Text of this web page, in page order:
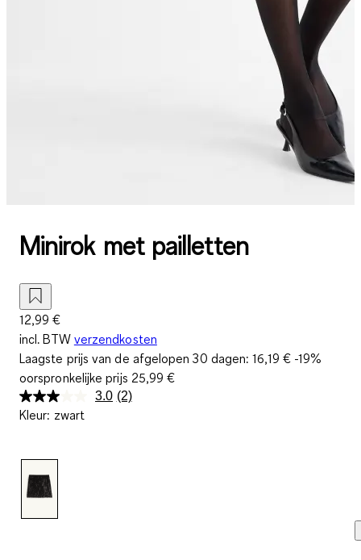
Minirok met pailletten
12,99 €
incl. BTW verzendkosten
Laagste prijs van de afgelopen 30 dagen:16,19 €-19%
oorspronkelijke prijs 25,99 €
3.0 Lees
(2)
Kleur: zwart